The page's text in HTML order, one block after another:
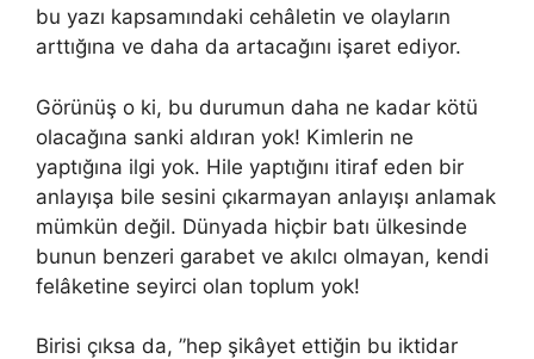
bu yazı kapsamındaki cehâletin ve olayların
arttığına ve daha da artacağını işaret ediyor.
Görünüş o ki, bu durumun daha ne kadar kötü
olacağına sanki aldıran yok! Kimlerin ne
yaptığına ilgi yok. Hile yaptığını itiraf eden bir
anlayışa bile sesini çıkarmayan anlayışı anlamak
mümkün değil. Dünyada hiçbir batı ülkesinde
bunun benzeri garabet ve akılcı olmayan, kendi
felâketine seyirci olan toplum yok!
Birisi çıksa da, ”hep şikâyet ettiğin bu iktidar